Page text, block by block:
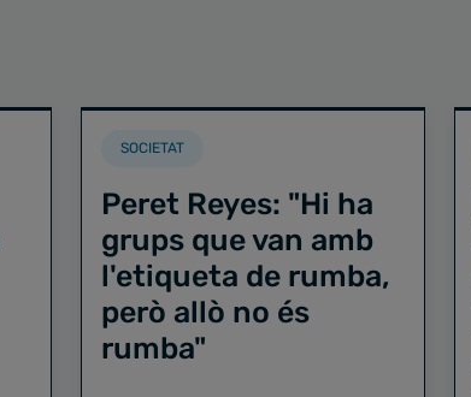
SOCIETAT
Peret Reyes: "Hi ha
grups que van amb
l'etiqueta de rumba,
però allò no és
rumba"